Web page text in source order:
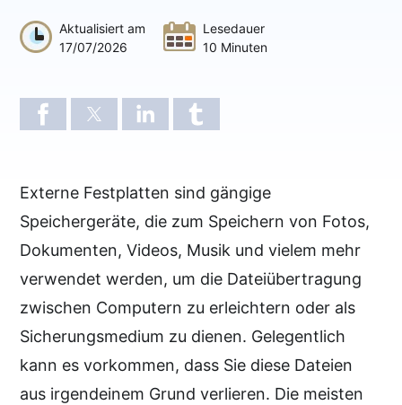
Aktualisiert am
17/07/2026
Lesedauer
10 Minuten
Externe Festplatten sind gängige
Speichergeräte, die zum Speichern von Fotos,
Dokumenten, Videos, Musik und vielem mehr
verwendet werden, um die Dateiübertragung
zwischen Computern zu erleichtern oder als
Sicherungsmedium zu dienen. Gelegentlich
kann es vorkommen, dass Sie diese Dateien
aus irgendeinem Grund verlieren. Die meisten